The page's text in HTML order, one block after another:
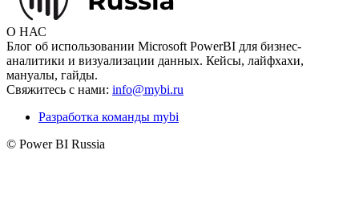
О НАС
Блог об использовании Microsoft PowerBI для бизнес-
аналитики и визуализации данных. Кейсы, лайфхахи,
мануалы, гайды.
Свяжитесь с нами: info@mybi.ru
Разработка команды mybi
© Power BI Russia